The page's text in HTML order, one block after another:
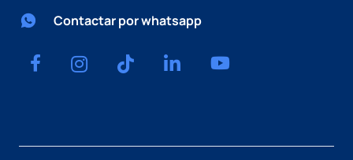
Contactar por whatsapp